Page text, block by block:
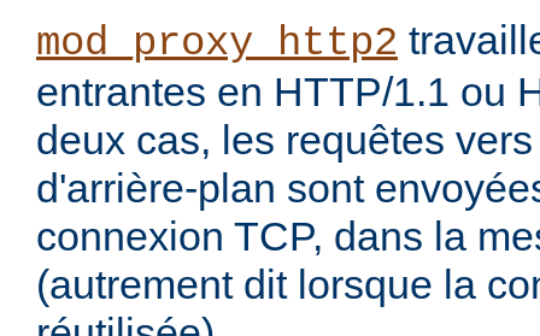
mod_proxy_http2
entrantes en HTTP/1.1 ou
deux cas, les requêtes
d'arrière-plan sont
connexion TCP, dans la
(autrement dit lorsque la